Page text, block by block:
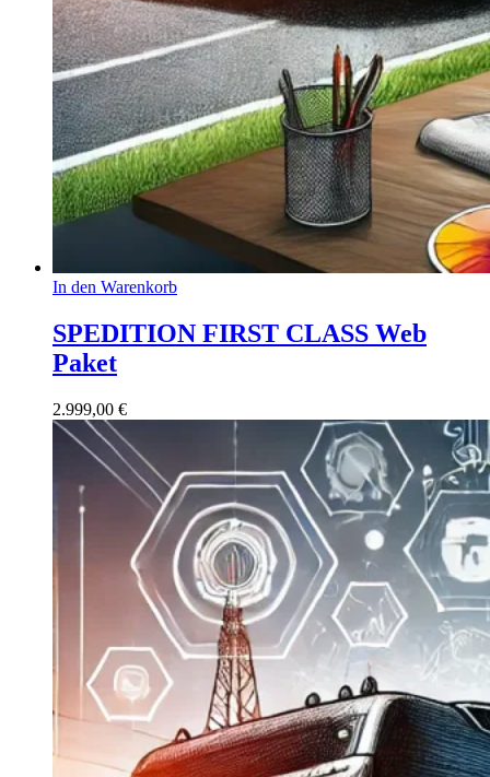
In den Warenkorb
SPEDITION FIRST CLASS Web
Paket
2.999,00 €